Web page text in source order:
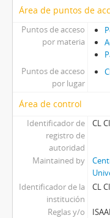
Área de puntos de
Puntos de acceso
por materia
Puntos de acceso
por lugar
Área de control
Identificador de
registro de
autoridad
CL
Maintained by
Identificador de la
institución
CL
Reglas y/o